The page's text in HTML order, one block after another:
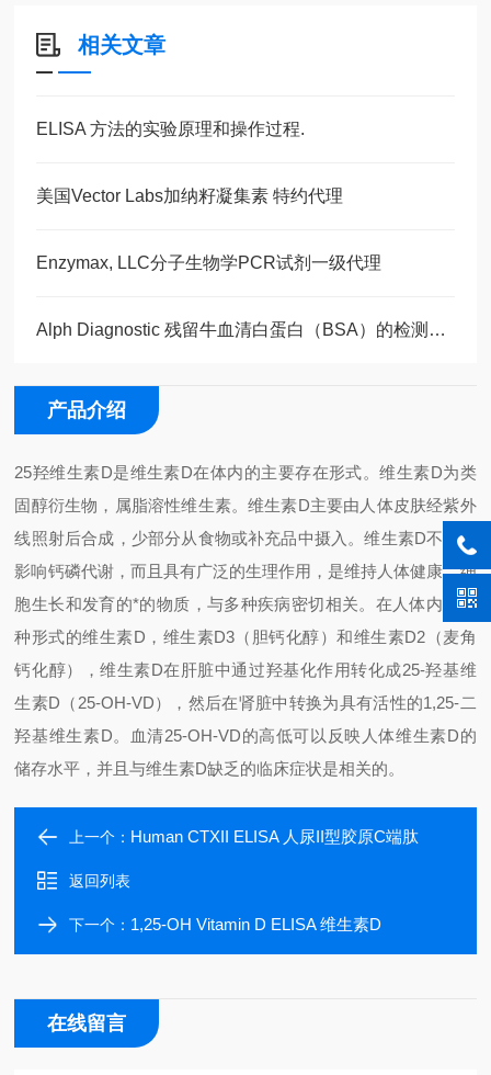
相关文章
ELISA 方法的实验原理和操作过程.
美国Vector Labs加纳籽凝集素 特约代理
Enzymax, LLC分子生物学PCR试剂一级代理
Alph Diagnostic 残留牛血清白蛋白（BSA）的检测试剂盒
产品介绍
25羟维生素D是维生素D在体内的主要存在形式。维生素D为类
固醇衍生物，属脂溶性维生素。维生素D主要由人体皮肤经紫外
线照射后合成，少部分从食物或补充品中摄入。维生素D不仅仅
影响钙磷代谢，而且具有广泛的生理作用，是维持人体健康、细
胞生长和发育的*的物质，与多种疾病密切相关。在人体内有两
种形式的维生素D，维生素D3（胆钙化醇）和维生素D2（麦角
钙化醇），维生素D在肝脏中通过羟基化作用转化成25-羟基维
生素D（25-OH-VD），然后在肾脏中转换为具有活性的1,25-二
羟基维生素D。血清25-OH-VD的高低可以反映人体维生素D的
储存水平，并且与维生素D缺乏的临床症状是相关的。
上一个： Human CTXII ELISA 人尿II型胶原C端肽
返回列表
下一个： 1,25-OH Vitamin D ELISA 维生素D
在线留言